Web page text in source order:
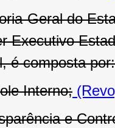
Geral do
Executivo
é composta por:
Interno;
e